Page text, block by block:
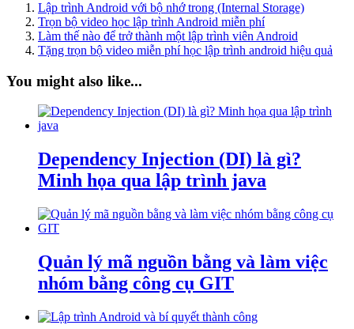
Lập trình Android với bộ nhớ trong (Internal Storage)
Trọn bộ video học lập trình Android miễn phí
Làm thế nào để trở thành một lập trình viên Android
Tặng trọn bộ video miễn phí học lập trình android hiệu quả
You might also like...
Dependency Injection (DI) là gì?
Minh họa qua lập trình java
Quản lý mã nguồn bằng và làm việc
nhóm bằng công cụ GIT